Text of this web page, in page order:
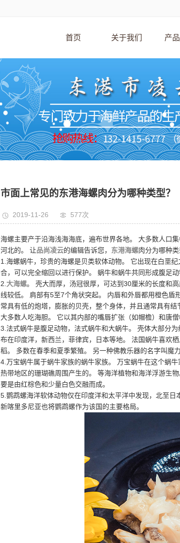
首页 关于我们 产
市面上常见的东港海螺肉分为哪种类型？
2019-11-26 577次
海螺主要产于沿海浅海海底，遍布世界各地。 大多数人口
河北的。 让品尚凌云的编辑告诉您， 东港海螺肉分为哪种类
1.海螺蜗牛，珍贵的海螺是贝类软体动物。 它出现在白垩
合，可以完全缩回以进行保护。 蜗牛和蜗牛共同形成腹足
2. 大海螺。 壳大而厚，汤冠很厚，可达到30厘米的长度和
线较低。 肩部有5至7个角状突起。 内唇和外唇都用橙色
常具有低的炮塔，膨胀的贝壳，整个身体，并且通常具有
大多数人吃海胆。 它以其内部的嘴唇扩张（如帽檐）和唐僧
3.法式蜗牛是腹足动物，法式蜗牛和大蜗牛。 壳体大部分
布在印度洋，新西兰，菲律宾，日本等地。 法国蜗牛喜欢
稻。 多数在春季和夏季繁殖。 另一种佛教乐器的名字叫魔力
4.万宝蜗牛属于蜗牛家族的蜗牛家族。 万宝蜗牛在这个蜗
热带地区的珊瑚礁周围产生的。 等海洋植物和海洋浮游生
要是由红棕色和少量白色交融而成。
5.鹦鹉螺海洋软体动物仅在印度洋和太平洋中发现，北至
新喀里多尼亚也将鹦鹉螺作为该国的主要格局。